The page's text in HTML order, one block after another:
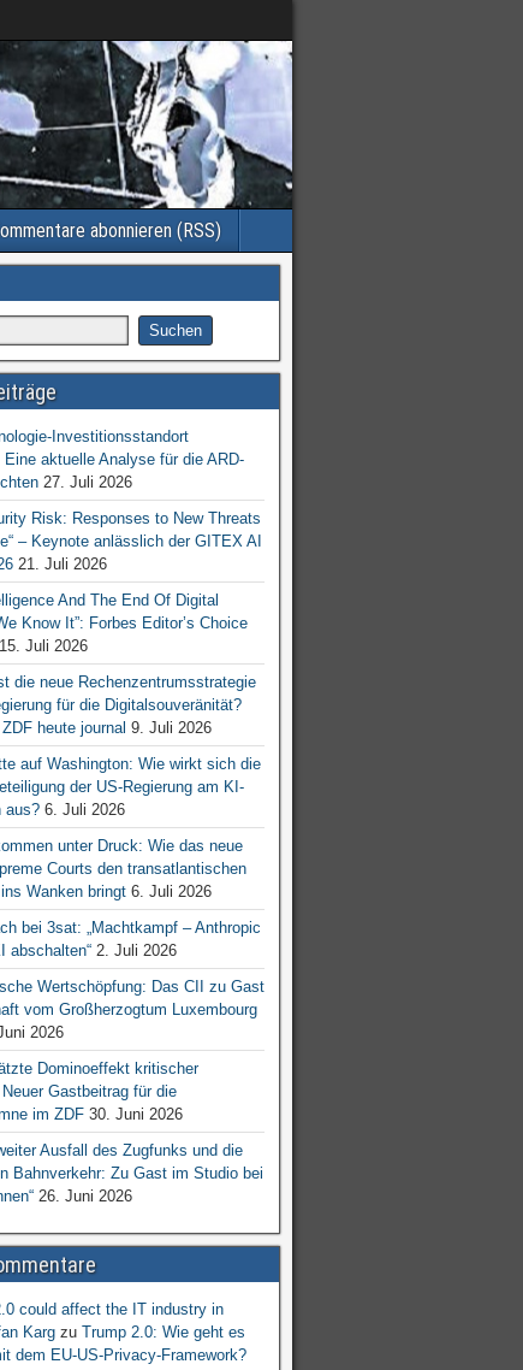
abonnieren (RSS)
Investitionsstandort
Eine aktuelle Analyse für die ARD-
27. Juli 2026
Risk: Responses to New Threats
– Keynote anlässlich der GITEX AI
21. Juli 2026
And The End Of Digital
Know It”: Forbes Editor’s Choice
15. Juli 2026
die neue Rechenzentrumsstrategie
für die Digitalsouveränität?
heute journal 9. Juli 2026
auf Washington: Wie wirkt sich die
der US-Regierung am KI-
aus? 6. Juli 2026
unter Druck: Wie das neue
Courts den transatlantischen
Wanken bringt 6. Juli 2026
bei 3sat: „Machtkampf – Anthropic
abschalten“ 2. Juli 2026
Wertschöpfung: Das CII zu Gast
vom Großherzogtum Luxembourg
2026
Dominoeffekt kritischer
Gastbeitrag für die
im ZDF 30. Juni 2026
Ausfall des Zugfunks und die
Bahnverkehr: Zu Gast im Studio bei
26. Juni 2026
could affect the IT industry in
Kargzu Trump 2.0: Wie geht es
dem EU-US-Privacy-Framework?